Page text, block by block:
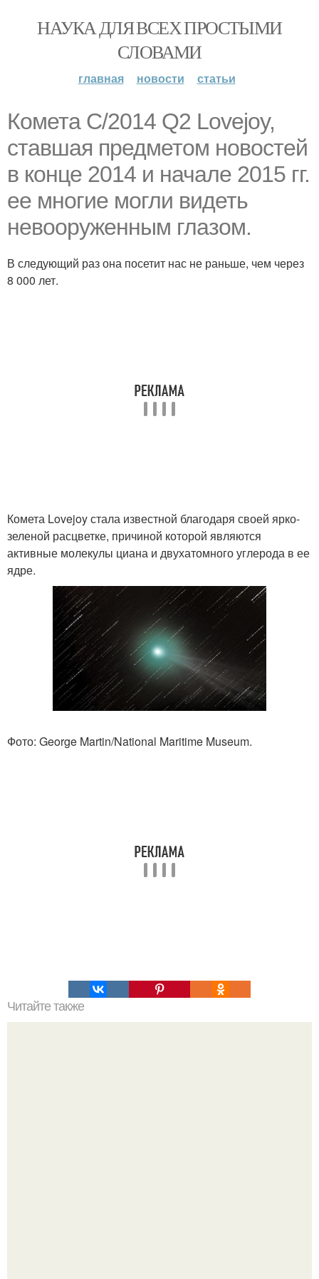
НАУКА ДЛЯ ВСЕХ ПРОСТЫМИ
СЛОВАМИ
главная новости статьи
Комета C/2014 Q2 Lovejoy,
ставшая предметом новостей
в конце 2014 и начале 2015 гг.
ее многие могли видеть
невооруженным глазом.
В следующий раз она посетит нас не раньше, чем через
8 000 лет.
Комета Lovejoy стала известной благодаря своей ярко-
зеленой расцветке, причиной которой являются
активные молекулы циана и двухатомного углерода в ее
ядре.
Фото: George Martin/National Maritime Museum.
Читайте также